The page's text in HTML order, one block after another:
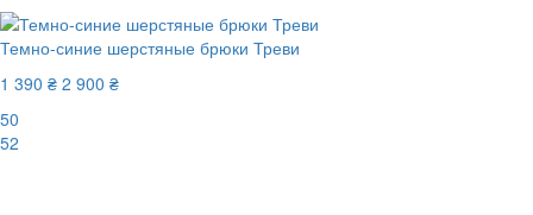
Темно-синие шерстяные брюки Треви
1 390 ₴ 2 900 ₴
50
52